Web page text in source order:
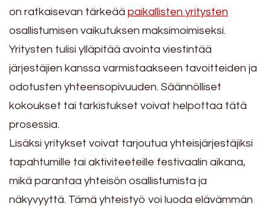
on ratkaisevan tärkeää paikallisten yritysten
osallistumisen vaikutuksen maksimoimiseksi.
Yritysten tulisi ylläpitää avointa viestintää
järjestäjien kanssa varmistaakseen tavoitteiden ja
odotusten yhteensopivuuden. Säännölliset
kokoukset tai tarkistukset voivat helpottaa tätä
prosessia.
Lisäksi yritykset voivat tarjoutua yhteisjärjestäjiksi
tapahtumille tai aktiviteeteille festivaalin aikana,
mikä parantaa yhteisön osallistumista ja
näkyvyyttä. Tämä yhteistyö voi luoda elävämmän